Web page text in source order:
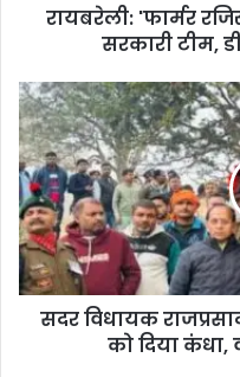
रायबरेली: 'फार्मर
सरकारी टीम,
सदर विधायक
को दिया कंधा,